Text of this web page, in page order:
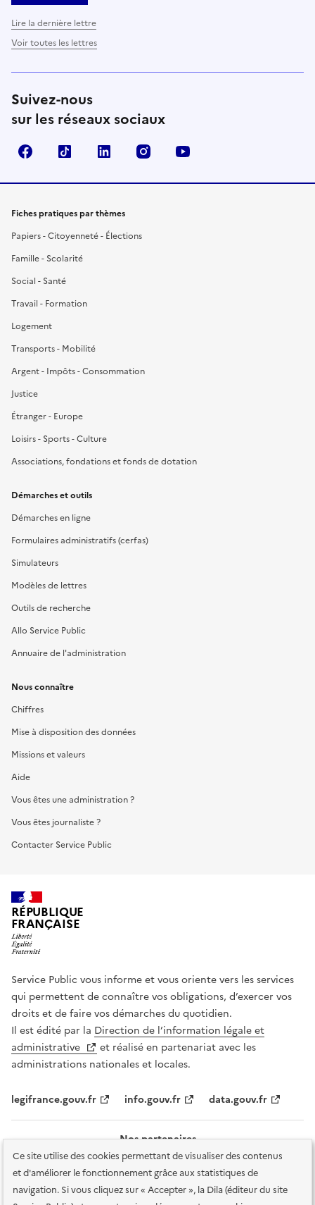
Ce site utilise des cookies permettant de visualiser des contenus
et d'améliorer le fonctionnement grâce aux statistiques de
navigation. Si vous cliquez sur « Accepter », la Dila (éditeur du site
Lire la dernière lettre
Voir toutes les lettres
Suivez-nous
sur les réseaux sociaux
FacebookTikTok LinkedIn Instagram
Fiches pratiques par thèmes
Papiers - Citoyenneté - Élections
Famille - Scolarité
Social - Santé
Travail - Formation
Logement
Transports - Mobilité
Argent - Impôts - Consommation
Justice
Étranger - Europe
Loisirs - Sports - Culture
Associations, fondations et fonds de dotation
Démarches et outils
Démarches en ligne
Formulaires administratifs (cerfas)
Simulateurs
Modèles de lettres
Outils de recherche
Allo Service Public
Annuaire de l'administration
Nous connaître
Chiffres
Mise à disposition des données
Missions et valeurs
Aide
Vous êtes une administration ?
Vous êtes journaliste ?
Contacter Service Public
RÉPUBLIQUE
FRANÇAISE
Service Public vous informe et vous oriente vers les services
qui permettent de connaître vos obligations, d’exercer vos
droits et de faire vos démarches du quotidien.
Il est édité par la Direction de l’information légale et
administrative
et réalisé en partenariat avec les
administrations nationales et locales.
legifrance.gouv.fr info.gouv.fr data.gouv.fr
Nos partenaires